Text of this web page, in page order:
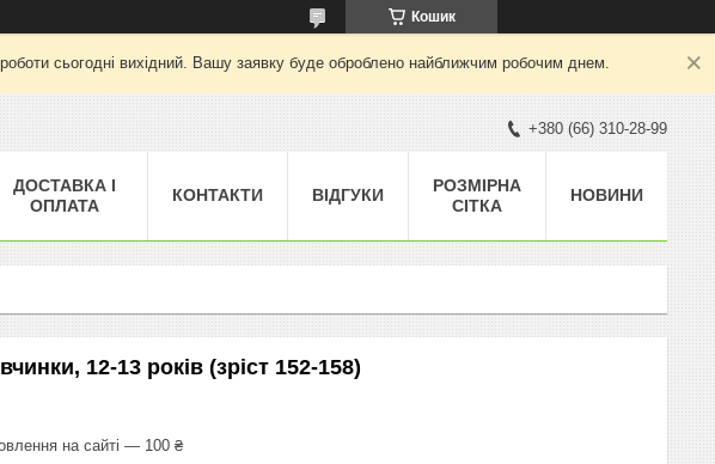
Кошик
сьогодні вихідний. Вашу заявку буде оброблено найближчим робочим днем.
+380 (66) 310-28-99
ДОСТАВКА І
ОПЛАТА
КОНТАКТИ ВІДГУКИ
РОЗМІРНА
СІТКА
НОВИНИ
12-13 років (зріст 152-158)
на сайті — 100 ₴